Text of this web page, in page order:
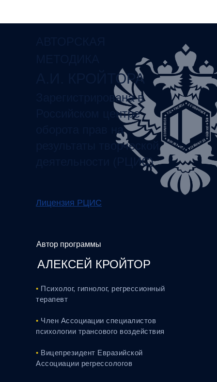
Зарегистрирована в
Российском центре
оборота прав на
результаты творческой
деятельности (РЦИС)
А.И. КРОЙТОРА
Лицензия РЦИС
• Психолог, гипнолог, регрессионный
терапевт
• Член Ассоциации специалистов
психологии трансовoго воздействия
• Вицепрезидент Евразийской
Ассоциации регрессологов
Автор программы
АЛЕКСЕЙ КРОЙТОР